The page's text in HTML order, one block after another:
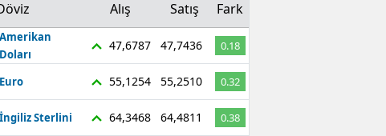
Alış Satış Fark
Amerikan
Doları
47,6787 47,7436 0.18
Euro 55,1254 55,2510 0.32
İngiliz Sterlini 64,3468 64,4811
0.38